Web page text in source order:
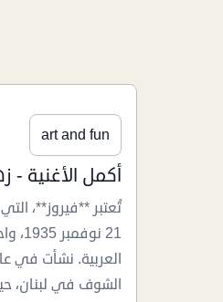
art and fun
أكمل الأغنية -
تُعتبر **فيروز**،
21
العربية. نشأت في
الشوف في لبنان،